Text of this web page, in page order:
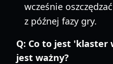
wcześnie
z późnej fazy gry.
Q: Co to jest 'klaster
jest ważny?